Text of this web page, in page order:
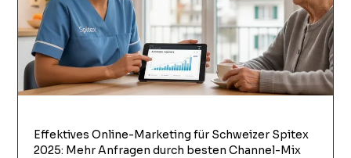
Effektives Online-Marketing für Schweizer Spitex
2025: Mehr Anfragen durch besten Channel-Mix